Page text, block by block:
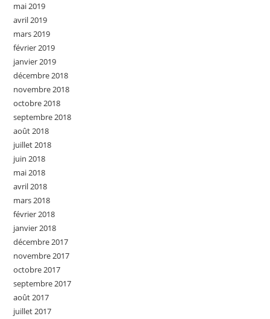
mai 2019
avril 2019
mars 2019
février 2019
janvier 2019
décembre 2018
novembre 2018
octobre 2018
septembre 2018
août 2018
juillet 2018
juin 2018
mai 2018
avril 2018
mars 2018
février 2018
janvier 2018
décembre 2017
novembre 2017
octobre 2017
septembre 2017
août 2017
juillet 2017